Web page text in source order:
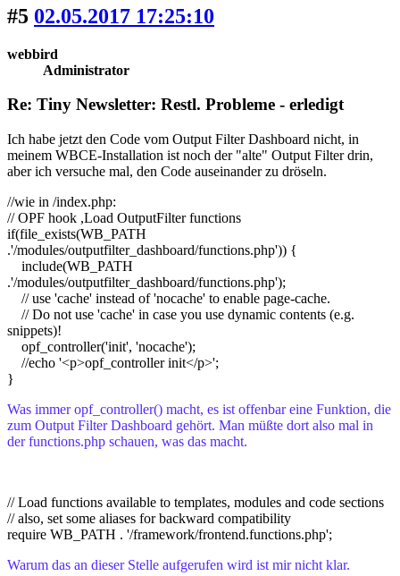
#5 02.05.2017 17:25:10
webbird
Administrator
Re: Tiny Newsletter: Restl. Probleme - erledigt
Ich habe jetzt den Code vom Output Filter Dashboard nicht, in
meinem WBCE-Installation ist noch der "alte" Output Filter drin,
aber ich versuche mal, den Code auseinander zu dröseln.
//wie in /index.php:
// OPF hook ,Load OutputFilter functions
if(file_exists(WB_PATH
.'/modules/outputfilter_dashboard/functions.php')) {
include(WB_PATH
.'/modules/outputfilter_dashboard/functions.php');
// use 'cache' instead of 'nocache' to enable page-cache.
// Do not use 'cache' in case you use dynamic contents (e.g.
snippets)!
opf_controller('init', 'nocache');
//echo '<p>opf_controller init</p>';
}
Was immer opf_controller() macht, es ist offenbar eine Funktion, die
zum Output Filter Dashboard gehört. Man müßte dort also mal in
der functions.php schauen, was das macht.
// Load functions available to templates, modules and code sections
// also, set some aliases for backward compatibility
require WB_PATH . '/framework/frontend.functions.php';
Warum das an dieser Stelle aufgerufen wird ist mir nicht klar.